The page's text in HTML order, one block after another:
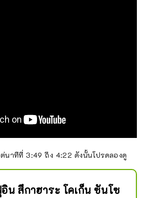
นาทีที่ 3:49 ถึง 4:22 ดังนั้นโปรดลองดู
น สึกาฮาระ โคเก็น ซันโซ